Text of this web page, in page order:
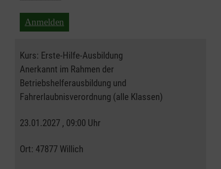
Anmelden
Kurs: Erste-Hilfe-Ausbildung
Anerkannt im Rahmen der
Betriebshelferausbildung und
Fahrerlaubnisverordnung (alle Klassen)
23.01.2027 , 09:00 Uhr
Ort: 47877 Willich